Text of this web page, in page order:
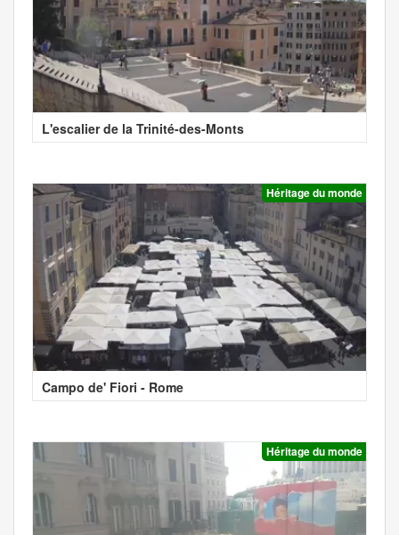
L'escalier de la Trinité-des-Monts
Héritage du monde
Campo de' Fiori - Rome
Héritage du monde